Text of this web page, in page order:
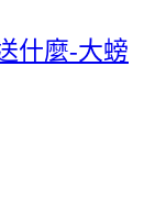
什麼-大螃